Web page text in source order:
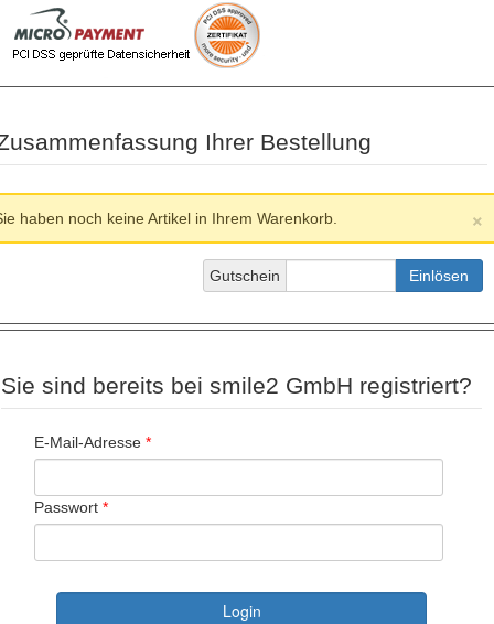
Ihrer Bestellung
×
haben noch keine Artikel in Ihrem Warenkorb.
Gutschein Einlösen
Sie sind bereits bei smile2 GmbH registriert?
E-Mail-Adresse *
Passwort *
Login